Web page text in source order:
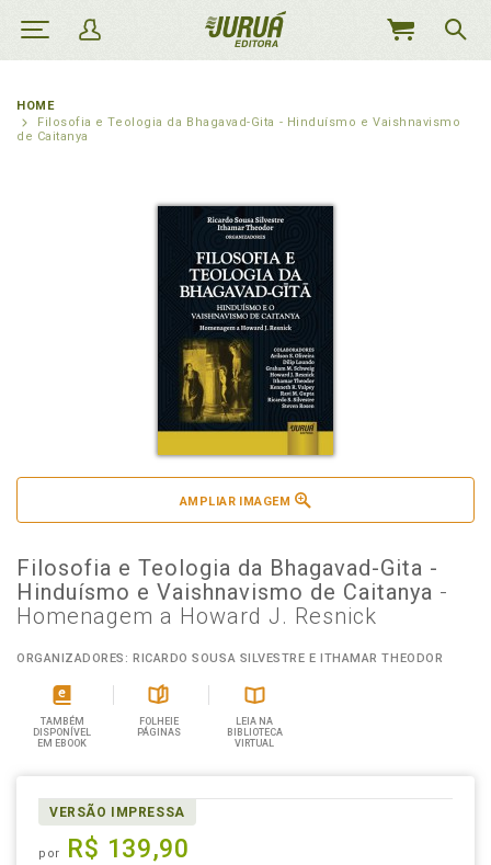
MEU
HOME
Filosofia e Teologia da Bhagavad-Gita - Hinduísmo e Vaishnavismo
de Caitanya
AMPLIAR IMAGEM
Filosofia e Teologia da Bhagavad-Gita -
Hinduísmo e Vaishnavismo de Caitanya -
Homenagem a Howard J. Resnick
ORGANIZADORES: RICARDO SOUSA SILVESTRE E ITHAMAR THEODOR
TAMBÉM
DISPONÍVEL
EM EBOOK
FOLHEIE
PÁGINAS
LEIA NA
BIBLIOTECA
VIRTUAL
VERSÃO IMPRESSA
por R$ 139,90